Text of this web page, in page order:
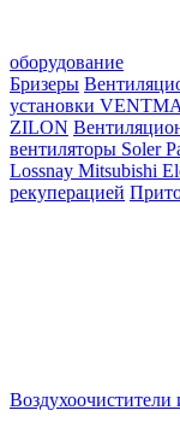
оборудование
Бризеры
установки
ZILON
вентиляторы Soler
Lossnay Mitsubishi
рекуперацией